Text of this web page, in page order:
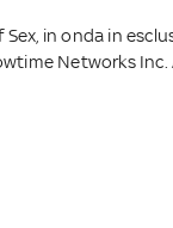
in onda in
Networks Inc.